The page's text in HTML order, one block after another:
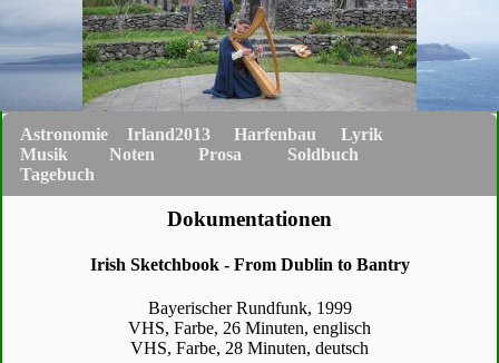
Astronomie Irland2013 Harfenbau
Lyrik
Musik
Noten Prosa
Soldbuch
Tagebuch
Dokumentationen
Irish Sketchbook - From Dublin to Bantry
Bayerischer Rundfunk, 1999
VHS, Farbe, 26 Minuten, englisch
VHS, Farbe, 28 Minuten, deutsch